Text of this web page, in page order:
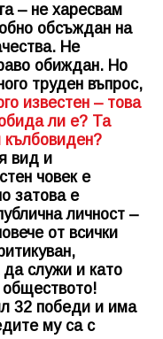
– не харесвам
обсъждан на
Не
обиждан. Но
труден въпрос,
известен – това
ли е? Та
вид и
човек е
затова е
личност –
от всички
служи и като
обществото!
32 победи и има
му са с